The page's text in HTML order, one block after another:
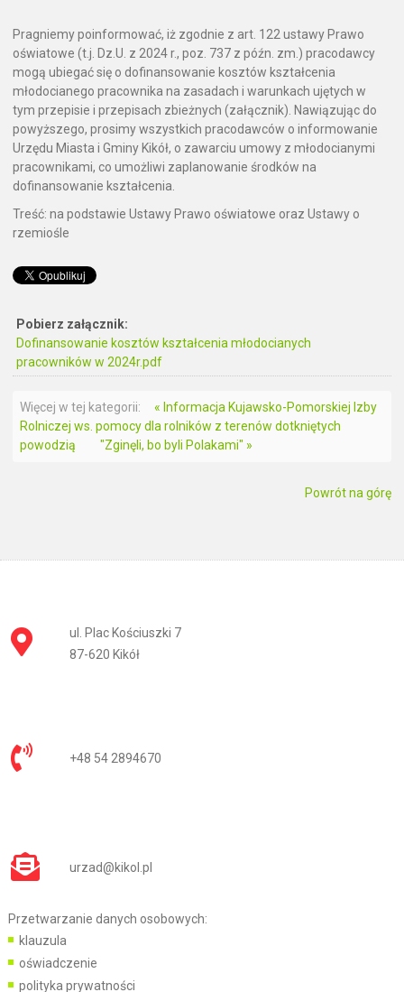
Pragniemy poinformować, iż zgodnie z art. 122 ustawy Prawo
oświatowe (t.j. Dz.U. z 2024 r., poz. 737 z późn. zm.) pracodawcy
mogą ubiegać się o dofinansowanie kosztów kształcenia
młodocianego pracownika na zasadach i warunkach ujętych w
tym przepisie i przepisach zbieżnych (załącznik). Nawiązując do
powyższego, prosimy wszystkich pracodawców o informowanie
Urzędu Miasta i Gminy Kikół, o zawarciu umowy z młodocianymi
pracownikami, co umożliwi zaplanowanie środków na
dofinansowanie kształcenia.
Treść: na podstawie Ustawy Prawo oświatowe oraz Ustawy o
rzemiośle
Pobierz załącznik:
Dofinansowanie kosztów kształcenia młodocianych
pracowników w 2024r.pdf
Więcej w tej kategorii:
« Informacja Kujawsko-Pomorskiej Izby
Rolniczej ws. pomocy dla rolników z terenów dotkniętych
powodzią
"Zginęli, bo byli Polakami" »
Powrót na górę
ul. Plac Kościuszki 7
87-620 Kikół
+48 54 2894670
urzad@kikol.pl
Przetwarzanie danych osobowych:
klauzula
oświadczenie
polityka prywatności